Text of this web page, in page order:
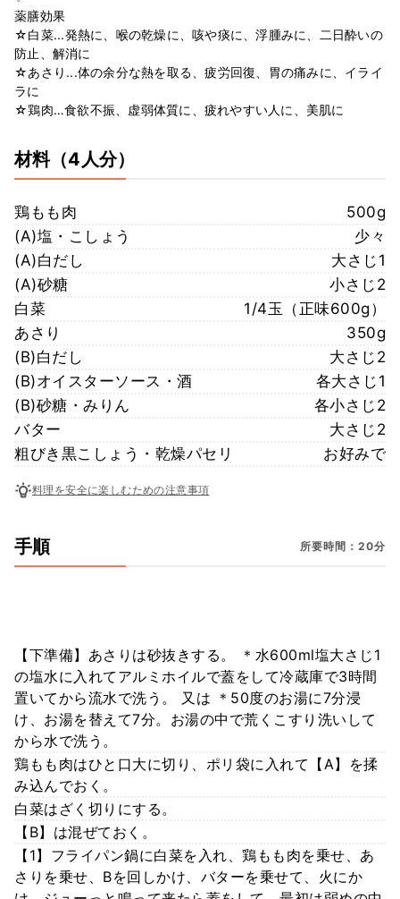
薬膳効果
☆白菜...発熱に、喉の乾燥に、咳や痰に、浮腫みに、二日酔いの
防止、解消に
☆あさり...体の余分な熱を取る、疲労回復、胃の痛みに、イライ
ラに
☆鶏肉…食欲不振、虚弱体質に、疲れやすい人に、美肌に
材料（4人分）
鶏もも肉
500g
(A)塩・こしょう
少々
(A)白だし
大さじ1
(A)砂糖
小さじ2
白菜
1/4玉（正味600g）
あさり
350g
(B)白だし
大さじ2
(B)オイスターソース・酒
各大さじ1
(B)砂糖・みりん
各小さじ2
バター
大さじ2
粗びき黒こしょう・乾燥パセリ
お好みで
料理を安全に楽しむための注意事項
手順 所要時間：20分
【下準備】あさりは砂抜きする。 ＊水600ml塩大さじ1
の塩水に入れてアルミホイルで蓋をして冷蔵庫で3時間
置いてから流水で洗う。 又は ＊50度のお湯に7分浸
け、お湯を替えて7分。お湯の中で荒くこすり洗いして
から水で洗う。
鶏もも肉はひと口大に切り、ポリ袋に入れて【A】を揉
み込んでおく。
白菜はざく切りにする。
【B】は混ぜておく。
【1】フライパン鍋に白菜を入れ、鶏もも肉を乗せ、あ
さりを乗せ、Bを回しかけ、バターを乗せて、火にか